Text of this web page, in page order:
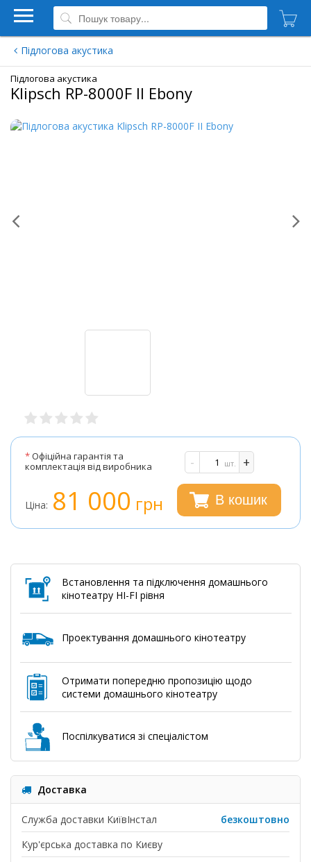
Підлогова акустика
Підлогова акустика
Klipsch RP-8000F II Ebony
*Офіційна гарантія та
комплектація від виробника
- +
шт.
Ціна: 81 000 грн В кошик
Встановлення та підключення домашнього
кінотеатру HI-FI рівня
Проектування домашнього кінотеатру
Отримати попередню пропозицію щодо
системи домашнього кінотеатру
Поспілкуватися зі спеціалістом
Доставка
Служба доставки КиївІнстал
безкоштовно
Кур'єрська доставка по Києву